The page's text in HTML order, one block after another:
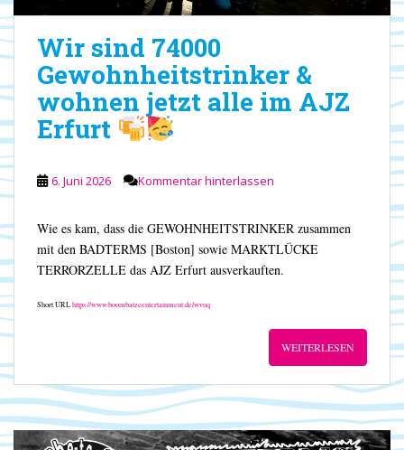
Wir sind 74000
Gewohnheitstrinker &
wohnen jetzt alle im AJZ
Erfurt
6. Juni 2026 Kommentar hinterlassen
Wie es kam, dass die GEWOHNHEITSTRINKER zusammen
mit den BADTERMS [Boston] sowie MARKTLÜCKE
TERRORZELLE das AJZ Erfurt ausverkauften.
Short URLhttps://www.boombatzeentertainment.de/wvuq
WEITERLESEN